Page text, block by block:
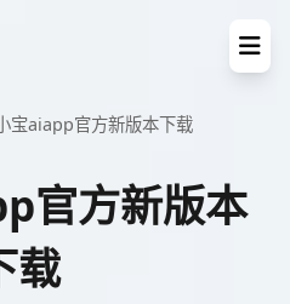
宝aiapp官方新版本下载
官方新版本
载